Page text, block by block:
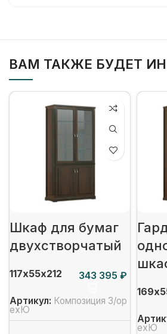
ВАМ ТАКЖЕ БУДЕТ
Шкаф для бумаг
двухстворчатый
117х55х212 ₽
Артикул: Композиция 3/ор
ехЮ
ехЮ